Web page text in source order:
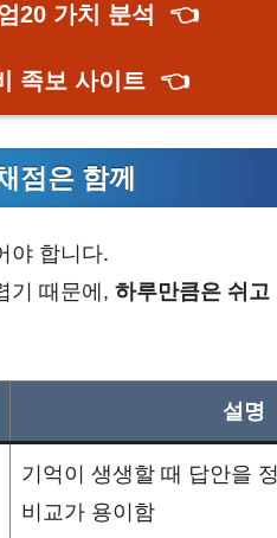
20 가치 분석 👈
족보 사이트 👈
점은 함께
야 합니다.
기 때문에, 하루만큼은 쉬고
설명
기억이 생생할 때 답안을
비교가 용이함